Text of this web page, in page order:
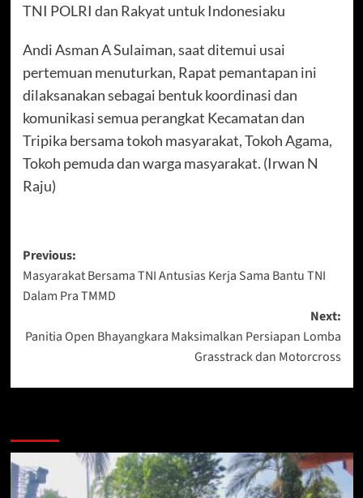
TNI POLRI dan Rakyat untuk Indonesiaku
Andi Asman A Sulaiman, saat ditemui usai
pertemuan menuturkan, Rapat pemantapan ini
dilaksanakan sebagai bentuk koordinasi dan
komunikasi semua perangkat Kecamatan dan
Tripika bersama tokoh masyarakat, Tokoh Agama,
Tokoh pemuda dan warga masyarakat. (Irwan N
Raju)
Post
navigation
Previous:
Masyarakat Bersama TNI Antusias Kerja Sama Bantu TNI
Dalam Pra TMMD
Next:
Panitia Open Bhayangkara Maksimalkan Persiapan Lomba
Grasstrack dan Motorcross